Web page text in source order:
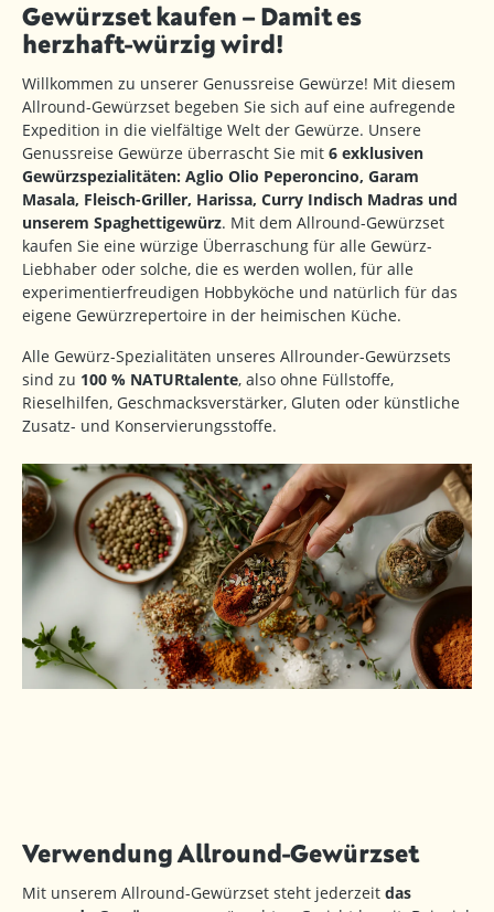
Gewürzset kaufen – Damit es
herzhaft-würzig wird!
Willkommen zu unserer Genussreise Gewürze! Mit diesem
Allround-Gewürzset begeben Sie sich auf eine aufregende
Expedition in die vielfältige Welt der Gewürze. Unsere
Genussreise Gewürze überrascht Sie mit 6 exklusiven
Gewürzspezialitäten: Aglio Olio Peperoncino, Garam
Masala, Fleisch-Griller, Harissa, Curry Indisch Madras und
unserem Spaghettigewürz. Mit dem Allround-Gewürzset
kaufen Sie eine würzige Überraschung für alle Gewürz-
Liebhaber oder solche, die es werden wollen, für alle
experimentierfreudigen Hobbyköche und natürlich für das
eigene Gewürzrepertoire in der heimischen Küche.
Alle Gewürz-Spezialitäten unseres Allrounder-Gewürzsets
sind zu 100 % NATURtalente, also ohne Füllstoffe,
Rieselhilfen, Geschmacksverstärker, Gluten oder künstliche
Zusatz- und Konservierungsstoffe.
Verwendung Allround-Gewürzset
Mit unserem Allround-Gewürzset steht jederzeit das